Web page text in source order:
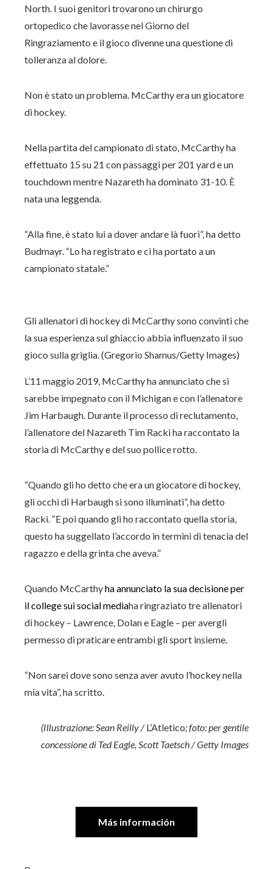
North. I suoi genitori trovarono un chirurgo
ortopedico che lavorasse nel Giorno del
Ringraziamento e il gioco divenne una questione di
tolleranza al dolore.
Non è stato un problema. McCarthy era un giocatore
di hockey.
Nella partita del campionato di stato, McCarthy ha
effettuato 15 su 21 con passaggi per 201 yard e un
touchdown mentre Nazareth ha dominato 31-10. È
nata una leggenda.
“Alla fine, è stato lui a dover andare là fuori”, ha detto
Budmayr. “Lo ha registrato e ci ha portato a un
campionato statale.”
Gli allenatori di hockey di McCarthy sono convinti che
la sua esperienza sul ghiaccio abbia influenzato il suo
gioco sulla griglia. (Gregorio Shamus/Getty Images)
L’11 maggio 2019, McCarthy ha annunciato che si
sarebbe impegnato con il Michigan e con l’allenatore
Jim Harbaugh. Durante il processo di reclutamento,
l’allenatore del Nazareth Tim Racki ha raccontato la
storia di McCarthy e del suo pollice rotto.
“Quando gli ho detto che era un giocatore di hockey,
gli occhi di Harbaugh si sono illuminati”, ha detto
Racki. “E poi quando gli ho raccontato quella storia,
questo ha suggellato l’accordo in termini di tenacia del
ragazzo e della grinta che aveva.”
Quando McCarthyha annunciato la sua decisione per
il college sui social mediaha ringraziato tre allenatori
di hockey – Lawrence, Dolan e Eagle – per avergli
permesso di praticare entrambi gli sport insieme.
“Non sarei dove sono senza aver avuto l’hockey nella
mia vita”, ha scritto.
(Illustrazione: Sean Reilly /L’Atletico; foto: per gentile
concessione di Ted Eagle, Scott Taetsch / Getty Images
Más información